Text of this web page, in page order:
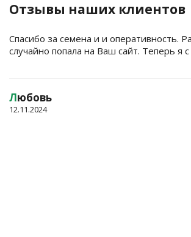
Отзывы наших клиентов
Спасибо за семена и и оперативность.
случайно попала на Ваш сайт. Теперь я
Любовь
12.11.2024